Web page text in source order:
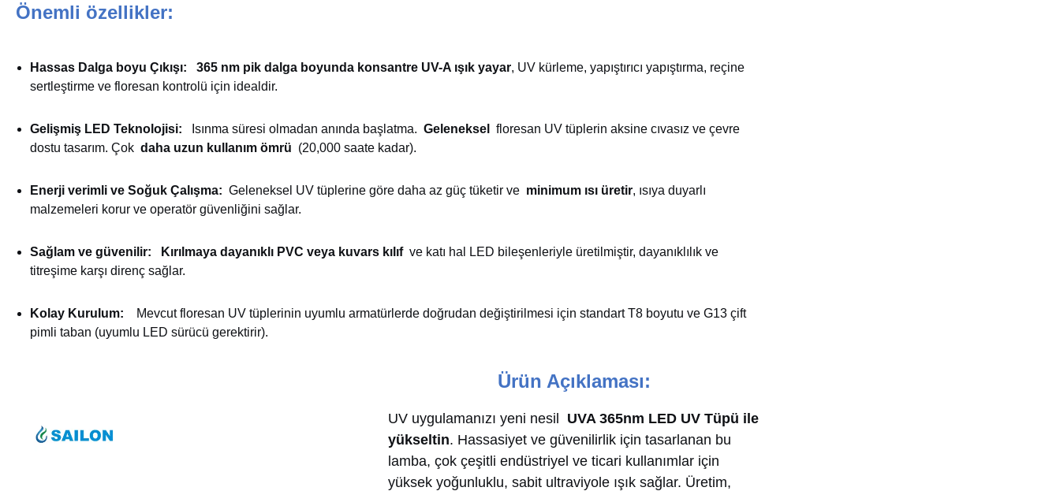
Önemli özellikler:
Hassas Dalga boyu Çıkışı: 365 nm pik dalga boyunda konsantre UV-A ışık yayar, UV kürleme, yapıştırıcı yapıştırma, reçine
sertleştirme ve floresan kontrolü için idealdir.
Gelişmiş LED Teknolojisi: Isınma süresi olmadan anında başlatma. Geleneksel
floresan UV tüplerin aksine cıvasız ve çevre
dostu tasarım. Çok daha uzun kullanım ömrü (20,000 saate kadar).
Enerji verimli ve Soğuk Çalışma: Geleneksel UV tüplerine göre daha az güç tüketir ve minimum ısı üretir, ısıya duyarlı
malzemeleri korur ve operatör güvenliğini sağlar.
Sağlam ve güvenilir: Kırılmaya dayanıklı PVC veya kuvars kılıf ve katı hal LED bileşenleriyle üretilmiştir, dayanıklılık ve
titreşime karşı direnç sağlar.
Kolay Kurulum:
Mevcut floresan UV tüplerinin uyumlu armatürlerde doğrudan değiştirilmesi için standart T8 boyutu ve G13 çift
pimli taban (uyumlu LED sürücü gerektirir).
Ürün Açıklaması:
UV uygulamanızı yeni nesil UVA 365nm LED UV Tüpü ile
yükseltin. Hassasiyet ve güvenilirlik için tasarlanan bu
lamba, çok çeşitli endüstriyel ve ticari kullanımlar için
yüksek yoğunluklu, sabit ultraviyole ışık sağlar. Üretim,